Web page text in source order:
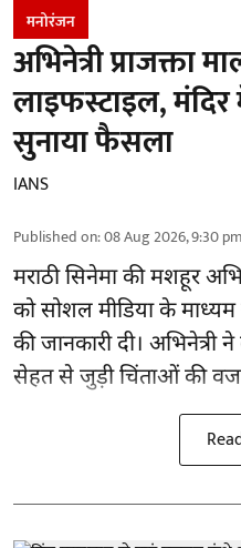
मनोरंजन
अभिनेत्री प्राजक्ता
लाइफस्टाइल,
सुनाया फैसला
IANS
Published on:08 Aug 2026, 9:30 pm
मराठी सिनेमा की मशहूर
को सोशल मीडिया के
की जानकारी दी। अभिनेत्री
सेहत से जुड़ी चिंताओं की